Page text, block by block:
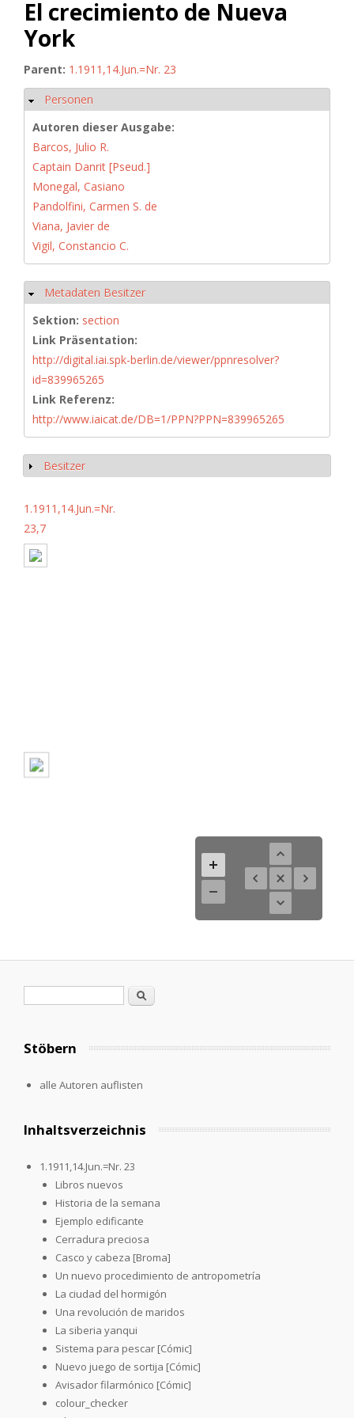
El crecimiento de Nueva
York
Parent: 1.1911,14.Jun.=Nr. 23
Hide
Personen
Autoren dieser Ausgabe:
Barcos, Julio R.
Captain Danrit [Pseud.]
Monegal, Casiano
Pandolfini, Carmen S. de
Viana, Javier de
Vigil, Constancio C.
Hide
Metadaten Besitzer
Sektion: section
Link Präsentation:
http://digital.iai.spk-berlin.de/viewer/ppnresolver?
id=839965265
Link Referenz:
http://www.iaicat.de/DB=1/PPN?PPN=839965265
Show
Besitzer
1.1911,14.Jun.=Nr.
23,7
Search
Stöbern
alle Autoren auflisten
Inhaltsverzeichnis
1.1911,14.Jun.=Nr. 23
Libros nuevos
Historia de la semana
Ejemplo edificante
Cerradura preciosa
Casco y cabeza [Broma]
Un nuevo procedimiento de antropometría
La ciudad del hormigón
Una revolución de maridos
La siberia yanqui
Sistema para pescar [Cómic]
Nuevo juego de sortija [Cómic]
Avisador filarmónico [Cómic]
colour_checker